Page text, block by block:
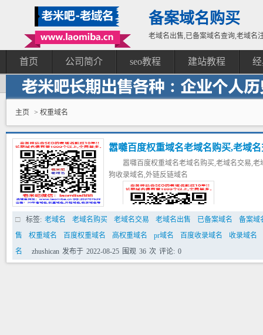
备案域名购买
老域名出售,已备案域名查询,老域名
首页 公司简介 seo教程 建站教程
主页 > 权重域名
嚣囃百度权重域名老域名购买,老域
高pr域名,百度搜狗收录域名,外链反
嚣囃百度权重域名老域名购买,老域名交易,
狗收录域名,外链反链域名
标签: 老域名 老域名购买 老域名交易 老域名出售 已备案域名
备案域
售
权重域名 百度权重域名 高权重域名 pr域名 百度收录域名
收录域名
名
zhushican 发布于 2022-08-25 围观 36 次 评论: 0